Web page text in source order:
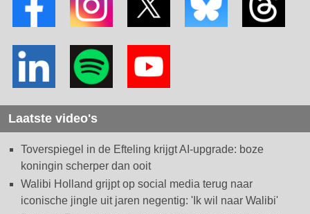
Laatste video's
Toverspiegel in de Efteling krijgt AI-upgrade: boze
koningin scherper dan ooit
Walibi Holland grijpt op social media terug naar
iconische jingle uit jaren negentig: 'Ik wil naar Walibi'